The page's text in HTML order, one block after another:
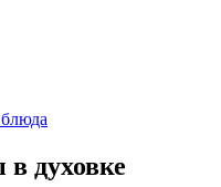
духовке